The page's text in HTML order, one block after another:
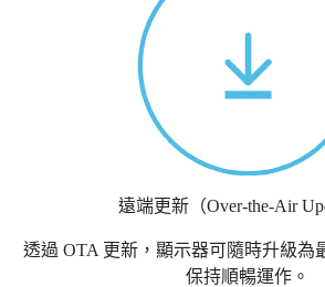
遠端更新（Over-the-Air
透過 OTA 更新，顯示器可隨時升級為
保持順暢運作。